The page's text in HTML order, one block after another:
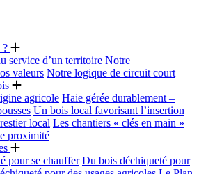
?
service d’un territoire Notre
valeurs Notre logique de circuit court
agricole Haie gérée durablement –
Un bois local favorisant l’insertion
local Les chantiers « clés en main »
proximité
pour se chauffer Du bois déchiqueté pour